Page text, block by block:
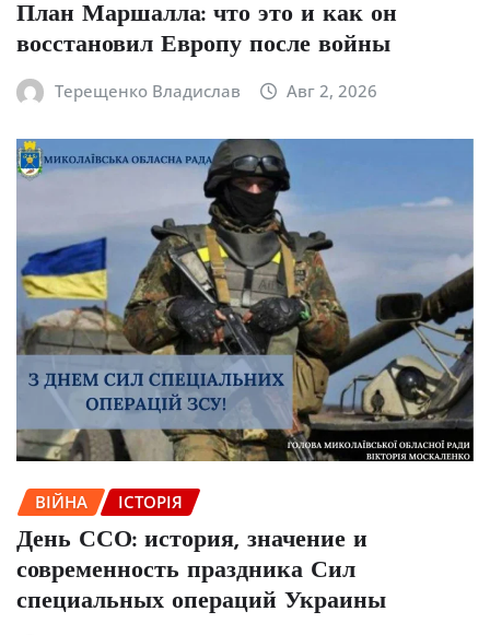
План Маршалла: что это и как он
восстановил Европу после войны
Терещенко Владислав Авг 2, 2026
ВІЙНА ІСТОРІЯ
День ССО: история, значение и
современность праздника Сил
специальных операций Украины